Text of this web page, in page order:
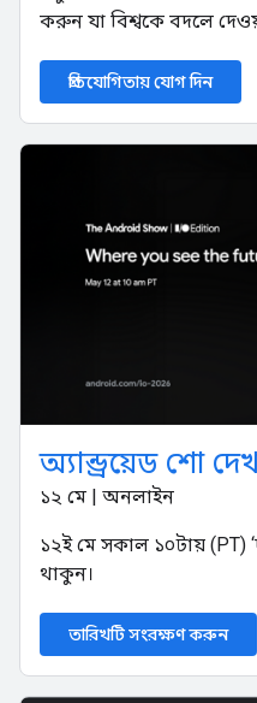
করুন যা বিশ্বকে বদলে
প্রতিযোগিতায় যোগ দিন
অ্যান্ড্রয়েড শো
১২ মে | অনলাইন
১২ই মে সকাল ১০টায় (PT)
থাকুন।
তারিখটি সংরক্ষণ করুন